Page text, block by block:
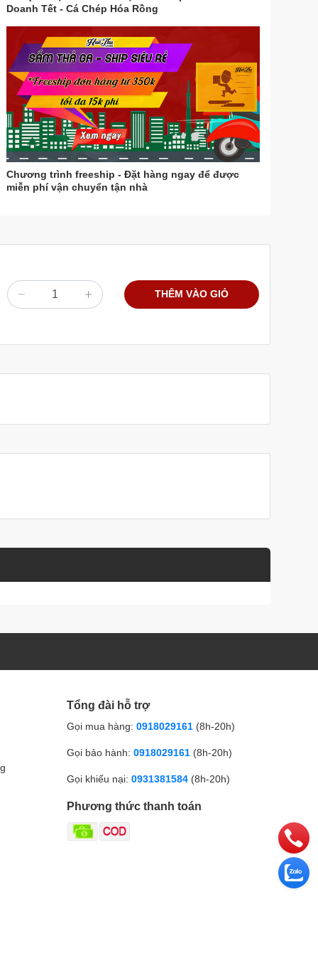
Doanh Tết - Cá Chép Hóa Rồng
Chương trình freeship - Đặt hàng ngay để được
miễn phí vận chuyển tận nhà
THÊM VÀO GIỎ
Tổng đài hỗ trợ
Gọi mua hàng: 0918029161 (8h-20h)
Gọi bảo hành: 0918029161 (8h-20h)
Gọi khiếu nại: 0931381584 (8h-20h)
Phương thức thanh toán